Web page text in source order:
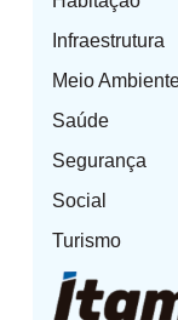
Infraestrutura
Meio
Saúde
Segurança
Social
Turismo